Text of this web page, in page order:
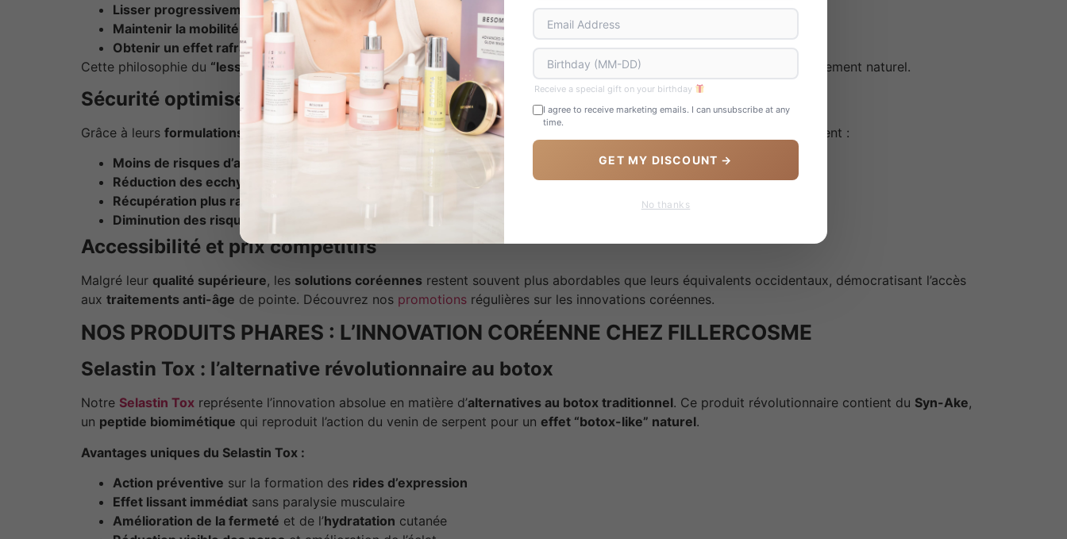
Lisser progressivement
lesrides d’expression
Maintenir la mobilité musculaire
Obtenir un effet rafraîchi plutôt qu’un visage figé
Cette philosophie du “less is more” permet d’obtenir desrésultats durables qui évoluent harmonieusement avec le vieillissement naturel.
Sécurité optimisée et effets secondaires minimisés
Grâce à leurs formulations avancées et leurstechniques d’injection précises
présentent généralement :
Moins de risques d’allergie
Réduction des ecchymoses
Récupération plus rapide
Diminution des risques de complications
à long terme
Accessibilité et prix compétitifs
Malgré leur qualité supérieure, les solutions coréennes restent souvent plus abordables que leurs équivalents occidentaux, démocratisant l’accès
aux traitements anti-âge de pointe. Découvrez nos promotions régulières sur les innovations coréennes.
NOS PRODUITS PHARES : L’INNOVATION CORÉENNE CHEZ FILLERCOSME
Selastin Tox : l’alternative révolutionnaire au botox
Notre Selastin Tox représente l’innovation absolue en matière d’alternatives au botox traditionnel. Ce produit révolutionnaire contient du Syn-Ake,
un peptide biomimétique qui reproduit l’action du venin de serpent pour un effet “botox-like” naturel.
Avantages uniques du Selastin Tox :
Action préventive sur la formation des rides d’expression
Effet lissant immédiat sans paralysie musculaire
Amélioration de la fermeté et de l’hydratation cutanée
Receive a special gift on your birthday
I agree to receive marketing emails. I can unsubscribe at any
time.
GET MY DISCOUNT →
No thanks